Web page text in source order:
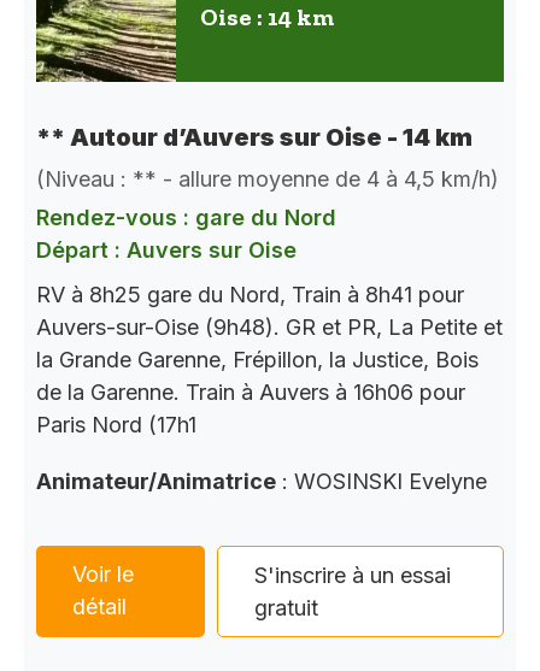
Oise : 14 km
** Autour d’Auvers sur Oise - 14 km
(Niveau : ** - allure moyenne de 4 à 4,5 km/h)
Rendez-vous : gare du Nord
Départ : Auvers sur Oise
RV à 8h25 gare du Nord, Train à 8h41 pour
Auvers-sur-Oise (9h48). GR et PR, La Petite et
la Grande Garenne, Frépillon, la Justice, Bois
de la Garenne. Train à Auvers à 16h06 pour
Paris Nord (17h1
Animateur/Animatrice : WOSINSKI Evelyne
Voir le
détail
S'inscrire à un essai
gratuit